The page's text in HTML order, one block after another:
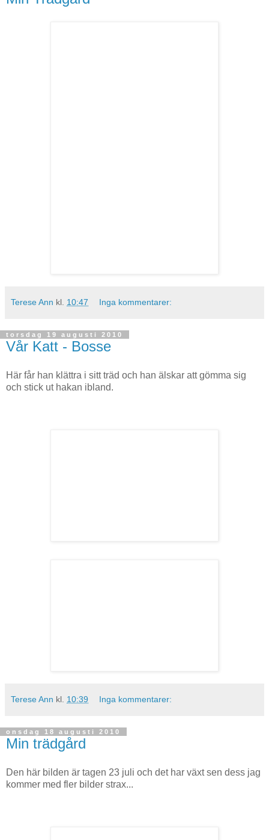
Terese Ann kl. 10:47 Inga kommentarer:
torsdag 19 augusti 2010
Vår Katt - Bosse
Här får han klättra i sitt träd och han älskar att gömma sig
och stick ut hakan ibland.
Terese Ann kl. 10:39 Inga kommentarer:
onsdag 18 augusti 2010
Min trädgård
Den här bilden är tagen 23 juli och det har växt sen dess jag
kommer med fler bilder strax...